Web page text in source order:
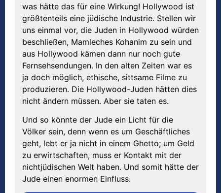
was hätte das für eine Wirkung! Hollywood ist
größtenteils eine jüdische Industrie. Stellen wir
uns einmal vor, die Juden in Hollywood würden
beschließen, Mamleches Kohanim zu sein und
aus Hollywood kämen dann nur noch gute
Fernsehsendungen. In den alten Zeiten war es
ja doch möglich, ethische, sittsame Filme zu
produzieren. Die Hollywood-Juden hätten dies
nicht ändern müssen. Aber sie taten es.
Und so könnte der Jude ein Licht für die
Völker sein, denn wenn es um Geschäftliches
geht, lebt er ja nicht in einem Ghetto; um Geld
zu erwirtschaften, muss er Kontakt mit der
nichtjüdischen Welt haben. Und somit hätte der
Jude einen enormen Einfluss.